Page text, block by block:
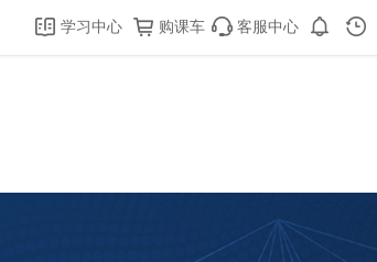
学习中心 购课车 客服中心